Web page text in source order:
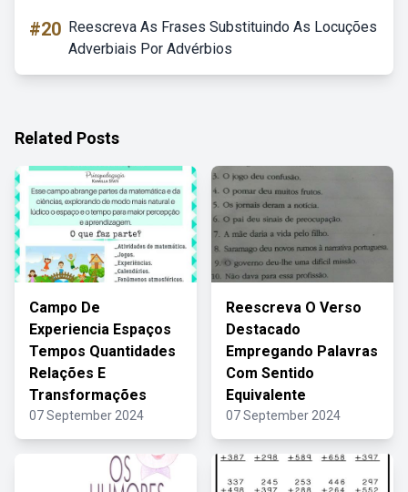
#20 Reescreva As Frases Substituindo As Locuções
Adverbiais Por Advérbios
Related Posts
Campo De
Experiencia Espaços
Tempos Quantidades
Relações E
Transformações
07 September 2024
Reescreva O Verso
Destacado
Empregando Palavras
Com Sentido
Equivalente
07 September 2024